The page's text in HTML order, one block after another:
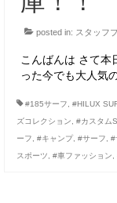
posted in: スタッフ
こんばんは さて本
った今でも大人気
#185サーフ #HILUX
ズコレクション
#カスタム
ーフ
#キャンプ, #サーフ #
スポーツ
#車ファッション